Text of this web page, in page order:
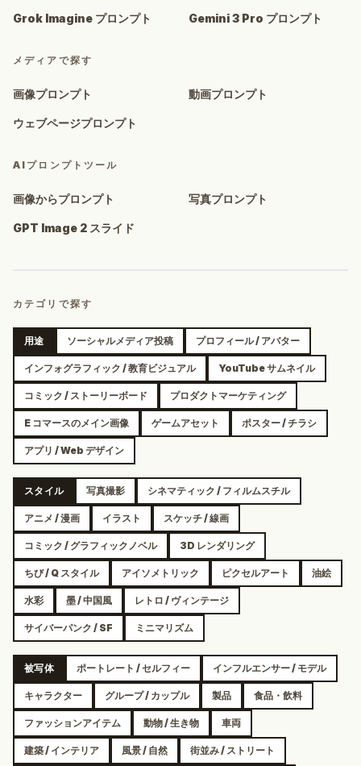
Grok Imagine プロンプト Gemini 3 Pro プロンプト
メディアで探す
画像プロンプト 動画プロンプト
ウェブページプロンプト
AIプロンプトツール
画像からプロンプト 写真プロンプト
GPT Image 2 スライド
カテゴリで探す
用途 ソーシャルメディア投稿 プロフィール / アバター
インフォグラフィック / 教育ビジュアル YouTube サムネイル
コミック / ストーリーボード プロダクトマーケティング
E コマースのメイン画像 ゲームアセット ポスター / チラシ
アプリ / Web デザイン
スタイル 写真撮影 シネマティック / フィルムスチル
アニメ / 漫画 イラスト スケッチ / 線画
コミック / グラフィックノベル 3D レンダリング
ちび / Q スタイル アイソメトリック ピクセルアート 油絵
水彩 墨 / 中国風 レトロ / ヴィンテージ
サイバーパンク / SF ミニマリズム
被写体 ポートレート / セルフィー インフルエンサー / モデル
キャラクター グループ / カップル 製品 食品・飲料
ファッションアイテム 動物 / 生き物 車両
建築 / インテリア 風景 / 自然 街並み / ストリート